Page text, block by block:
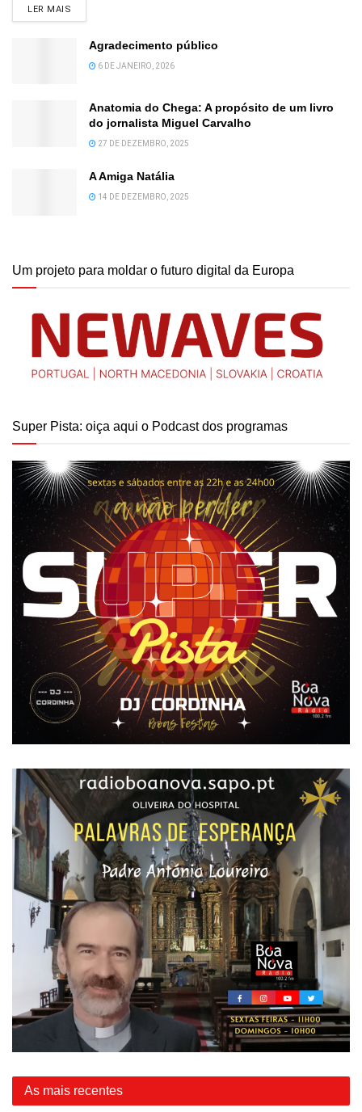
LER MAIS
Agradecimento público
6 DE JANEIRO, 2026
Anatomia do Chega: A propósito de um livro
do jornalista Miguel Carvalho
27 DE DEZEMBRO, 2025
A Amiga Natália
14 DE DEZEMBRO, 2025
Um projeto para moldar o futuro digital da Europa
Super Pista: oiça aqui o Podcast dos programas
As mais recentes